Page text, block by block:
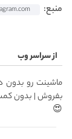
منبع:
از سراسر وب
ماشینت رو بدون
بفروش | بدون
😍